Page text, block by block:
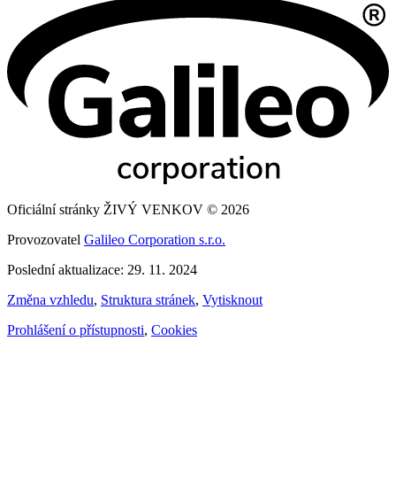
Oficiální stránky ŽIVÝ VENKOV © 2026
Provozovatel Galileo Corporation s.r.o.
Poslední aktualizace: 29. 11. 2024
Změna vzhledu, Struktura stránek, Vytisknout
Prohlášení o přístupnosti, Cookies